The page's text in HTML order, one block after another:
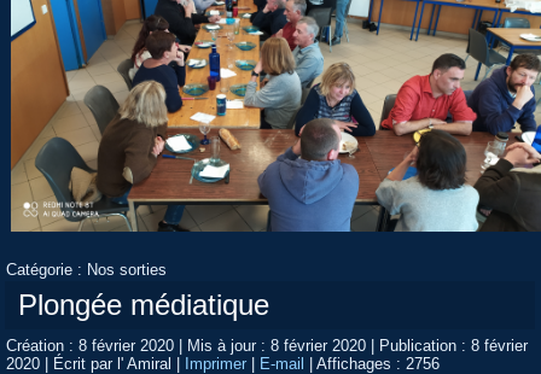
Catégorie : Nos sorties
Plongée médiatique
Création : 8 février 2020 | Mis à jour : 8 février 2020 | Publication : 8 février
2020 | Écrit par l' Amiral | Imprimer | E-mail |Affichages : 2756